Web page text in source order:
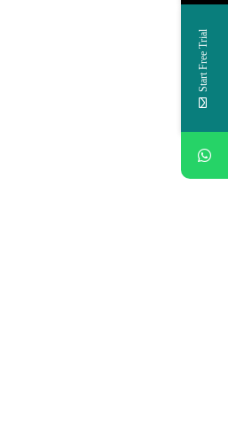
Start Free Trial